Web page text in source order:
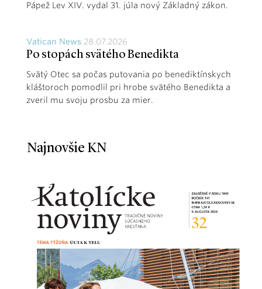
Pápež Lev XIV. vydal 31. júla nový Základný zákon.
Vatican News 28.07.2026
Po stopách svätého Benedikta
Svätý Otec sa počas putovania po benediktínskych
kláštoroch pomodlil pri hrobe svätého Benedikta a
zveril mu svoju prosbu za mier.
Najnovšie KN